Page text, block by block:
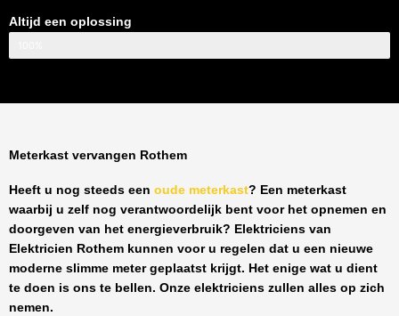
Altijd een oplossing
Meterkast vervangen Rothem
Heeft u nog steeds een oude meterkast? Een meterkast
waarbij u zelf nog verantwoordelijk bent voor het opnemen en
doorgeven van het energieverbruik? Elektriciens van
Elektricien Rothem kunnen voor u regelen dat u een nieuwe
moderne slimme meter geplaatst krijgt. Het enige wat u dient
te doen is ons te bellen. Onze elektriciens zullen alles op zich
nemen.